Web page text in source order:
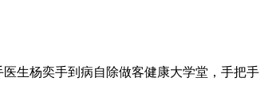
生杨奕手到病自除做客健康大学堂，手把手